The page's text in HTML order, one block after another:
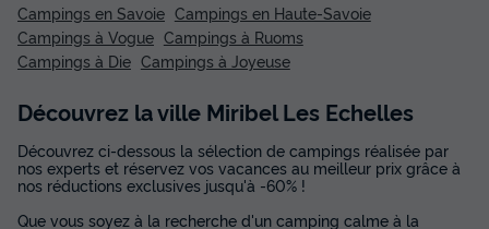
Campings en Savoie Campings en Haute-Savoie
Campings à Vogue Campings à Ruoms
Campings à Die Campings à Joyeuse
Découvrez la ville Miribel Les Echelles
Découvrez ci-dessous la sélection de campings réalisée par
nos experts et réservez vos vacances au meilleur prix grâce à
nos réductions exclusives jusqu'à -60% !
Que vous soyez à la recherche d'un camping calme à la